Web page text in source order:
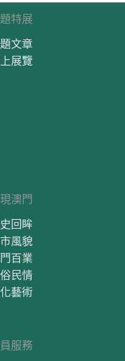
特展
文章
展覽
澳門
回眸
風貌
百業
民情
藝術
服務